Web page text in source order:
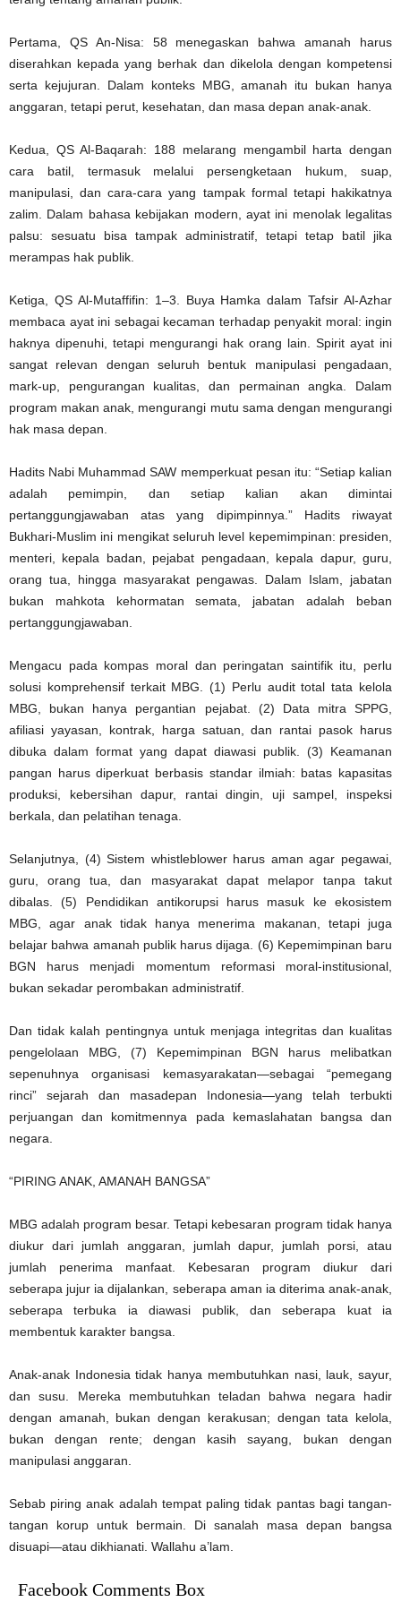
Pertama, QS An-Nisa: 58 menegaskan bahwa amanah harus
diserahkan kepada yang berhak dan dikelola dengan kompetensi
serta kejujuran. Dalam konteks MBG, amanah itu bukan hanya
anggaran, tetapi perut, kesehatan, dan masa depan anak-anak.
Kedua, QS Al-Baqarah: 188 melarang mengambil harta dengan
cara batil, termasuk melalui persengketaan hukum, suap,
manipulasi, dan cara-cara yang tampak formal tetapi hakikatnya
zalim. Dalam bahasa kebijakan modern, ayat ini menolak legalitas
palsu: sesuatu bisa tampak administratif, tetapi tetap batil jika
merampas hak publik.
Ketiga, QS Al-Mutaffifin: 1–3. Buya Hamka dalam Tafsir Al-Azhar
membaca ayat ini sebagai kecaman terhadap penyakit moral: ingin
haknya dipenuhi, tetapi mengurangi hak orang lain. Spirit ayat ini
sangat relevan dengan seluruh bentuk manipulasi pengadaan,
mark-up, pengurangan kualitas, dan permainan angka. Dalam
program makan anak, mengurangi mutu sama dengan mengurangi
hak masa depan.
Hadits Nabi Muhammad SAW memperkuat pesan itu: “Setiap kalian
adalah pemimpin, dan setiap kalian akan dimintai
pertanggungjawaban atas yang dipimpinnya.” Hadits riwayat
Bukhari-Muslim ini mengikat seluruh level kepemimpinan: presiden,
menteri, kepala badan, pejabat pengadaan, kepala dapur, guru,
orang tua, hingga masyarakat pengawas. Dalam Islam, jabatan
bukan mahkota kehormatan semata, jabatan adalah beban
pertanggungjawaban.
Mengacu pada kompas moral dan peringatan saintifik itu, perlu
solusi komprehensif terkait MBG. (1) Perlu audit total tata kelola
MBG, bukan hanya pergantian pejabat. (2) Data mitra SPPG,
afiliasi yayasan, kontrak, harga satuan, dan rantai pasok harus
dibuka dalam format yang dapat diawasi publik. (3) Keamanan
pangan harus diperkuat berbasis standar ilmiah: batas kapasitas
produksi, kebersihan dapur, rantai dingin, uji sampel, inspeksi
berkala, dan pelatihan tenaga.
Selanjutnya, (4) Sistem whistleblower harus aman agar pegawai,
guru, orang tua, dan masyarakat dapat melapor tanpa takut
dibalas. (5) Pendidikan antikorupsi harus masuk ke ekosistem
MBG, agar anak tidak hanya menerima makanan, tetapi juga
belajar bahwa amanah publik harus dijaga. (6) Kepemimpinan baru
BGN harus menjadi momentum reformasi moral-institusional,
bukan sekadar perombakan administratif.
Dan tidak kalah pentingnya untuk menjaga integritas dan kualitas
pengelolaan MBG, (7) Kepemimpinan BGN harus melibatkan
sepenuhnya organisasi kemasyarakatan—sebagai “pemegang
rinci” sejarah dan masadepan Indonesia—yang telah terbukti
perjuangan dan komitmennya pada kemaslahatan bangsa dan
negara.
“PIRING ANAK, AMANAH BANGSA”
MBG adalah program besar. Tetapi kebesaran program tidak hanya
diukur dari jumlah anggaran, jumlah dapur, jumlah porsi, atau
jumlah penerima manfaat. Kebesaran program diukur dari
seberapa jujur ia dijalankan, seberapa aman ia diterima anak-anak,
seberapa terbuka ia diawasi publik, dan seberapa kuat ia
membentuk karakter bangsa.
Anak-anak Indonesia tidak hanya membutuhkan nasi, lauk, sayur,
dan susu. Mereka membutuhkan teladan bahwa negara hadir
dengan amanah, bukan dengan kerakusan; dengan tata kelola,
bukan dengan rente; dengan kasih sayang, bukan dengan
manipulasi anggaran.
Sebab piring anak adalah tempat paling tidak pantas bagi tangan-
tangan korup untuk bermain. Di sanalah masa depan bangsa
disuapi—atau dikhianati. Wallahu a’lam.
Facebook Comments Box